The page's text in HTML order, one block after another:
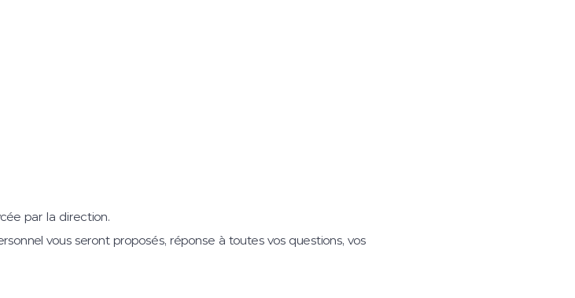
par la direction.
vous seront proposés, réponse à toutes vos questions, vos